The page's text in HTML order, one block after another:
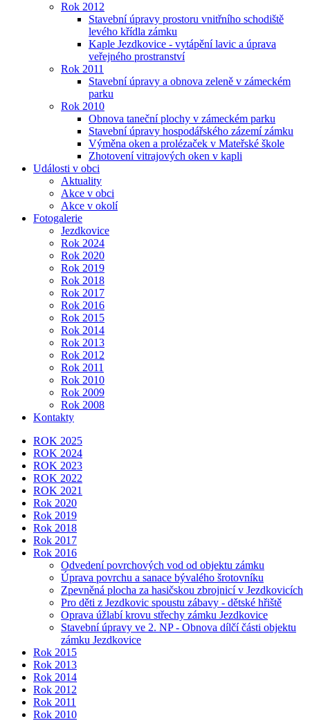
Rok 2012
Stavební úpravy prostoru vnitřního schodiště
levého křídla zámku
Kaple Jezdkovice - vytápění lavic a úprava
veřejného prostranství
Rok 2011
Stavební úpravy a obnova zeleně v zámeckém
parku
Rok 2010
Obnova taneční plochy v zámeckém parku
Stavební úpravy hospodářského zázemí zámku
Výměna oken a prolézaček v Mateřské škole
Zhotovení vitrajových oken v kapli
Události v obci
Aktuality
Akce v obci
Akce v okolí
Fotogalerie
Jezdkovice
Rok 2024
Rok 2020
Rok 2019
Rok 2018
Rok 2017
Rok 2016
Rok 2015
Rok 2014
Rok 2013
Rok 2012
Rok 2011
Rok 2010
Rok 2009
Rok 2008
Kontakty
ROK 2025
ROK 2024
ROK 2023
ROK 2022
ROK 2021
Rok 2020
Rok 2019
Rok 2018
Rok 2017
Rok 2016
Odvedení povrchových vod od objektu zámku
Úprava povrchu a sanace bývalého šrotovníku
Zpevněná plocha za hasičskou zbrojnicí v Jezdkovicích
Pro děti z Jezdkovic spoustu zábavy - dětské hřiště
Oprava úžlabí krovu střechy zámku Jezdkovice
Stavební úpravy ve 2. NP - Obnova dílčí části objektu
zámku Jezdkovice
Rok 2015
Rok 2013
Rok 2014
Rok 2012
Rok 2011
Rok 2010